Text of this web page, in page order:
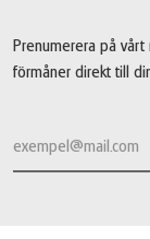
Prenumerera på
förmåner direkt till